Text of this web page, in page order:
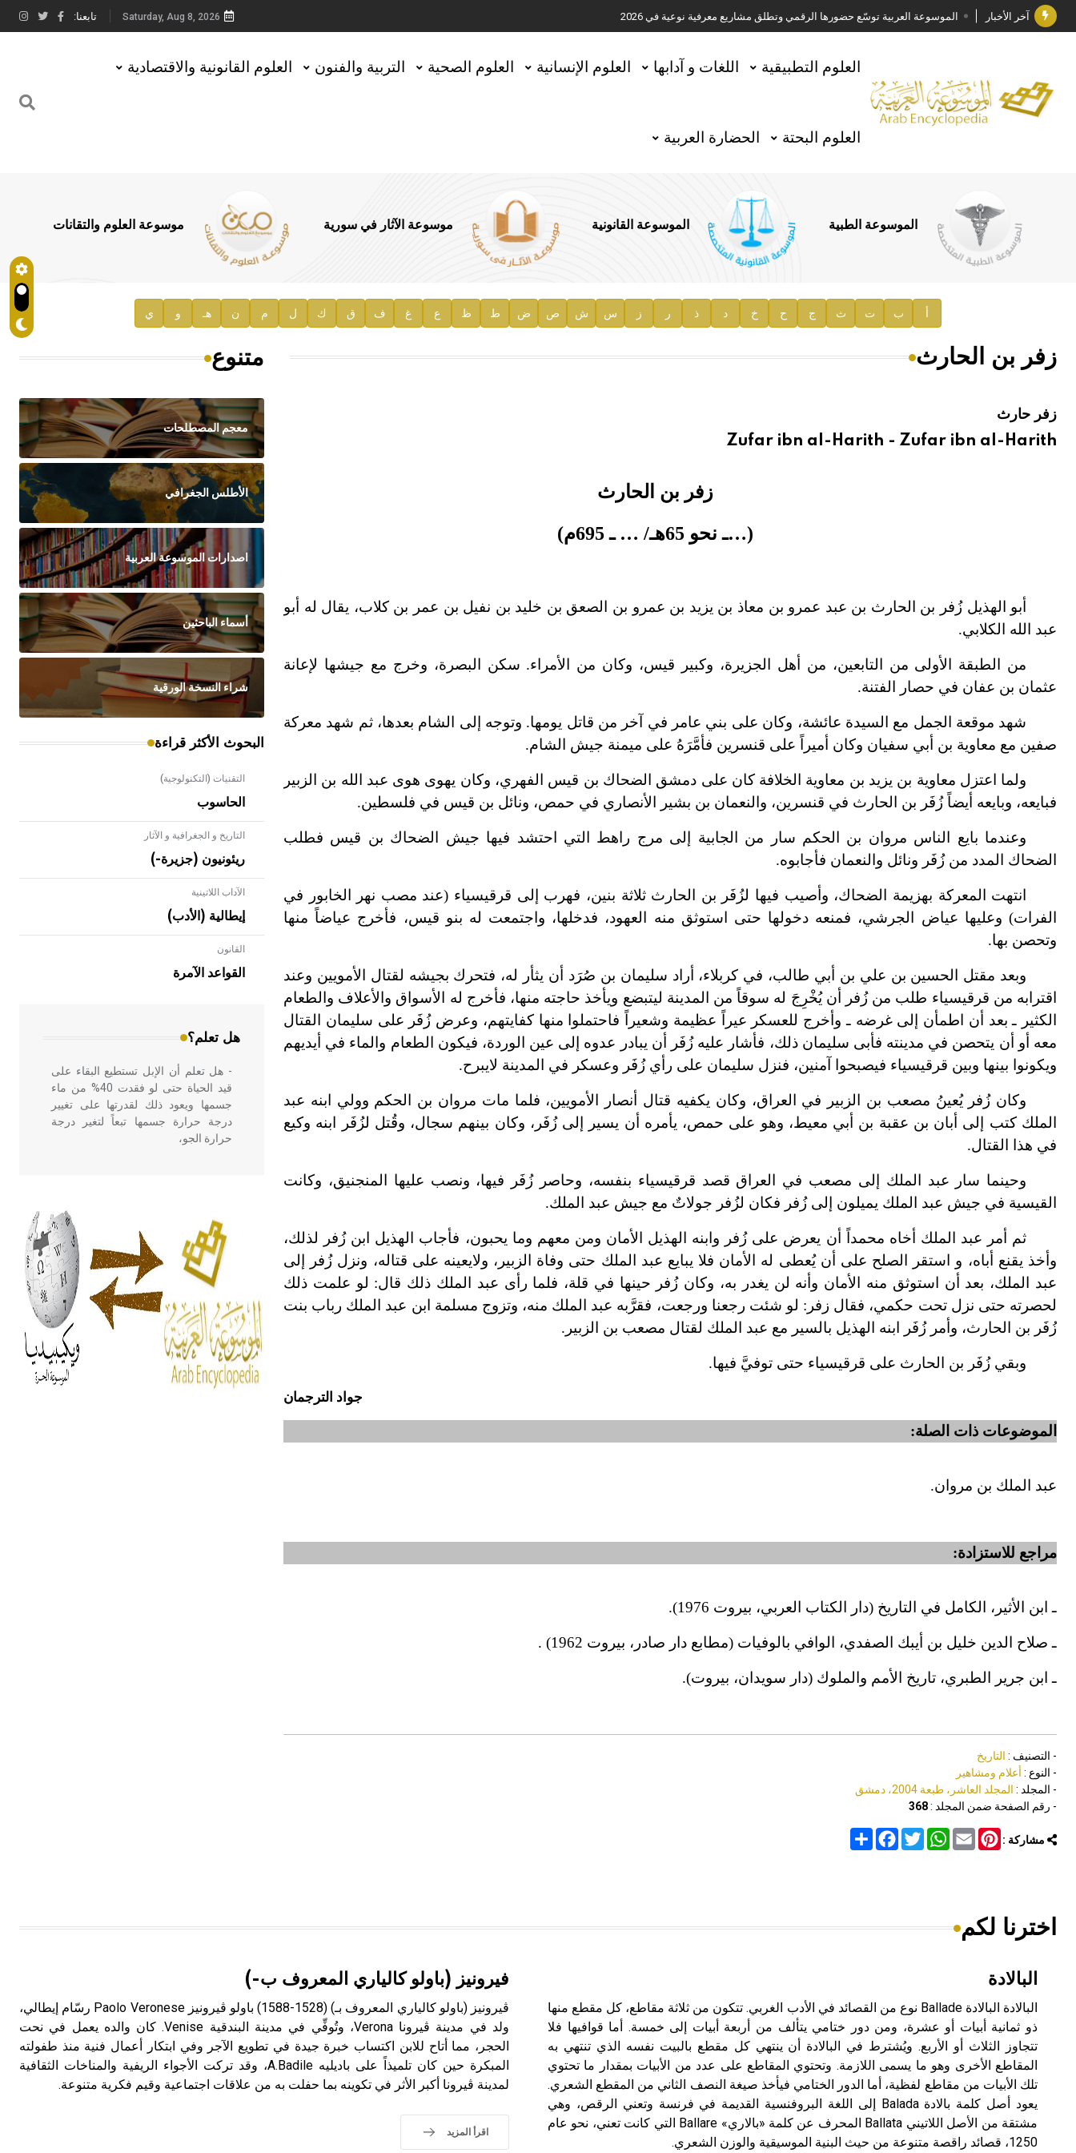
آخر الأخبار الموسوعة العربية توسّع حضورها الرقمي وتطلق مشاريع معرفية نوعية في 2026
جائزة مجمع الملك سلمان العالمي للغة العربية 2025
الأستاذ إياد خالد الطباع مدير عام لهيئة الموسوعة العربية
السيد محمد ياسين صالح وزيرا للثقافة
توصيات مجلس الإدارة
صدور المجلد السابع من موسوعة الآثار في سورية
إعلان..
هيئة الموسوعة العربية تطلق موسوعات جديدة في عام 2026
Saturday, Aug 8, 2026 تابعنا:
العلوم التطبيقية اللغات و آدابها العلوم الإنسانية العلوم الصحية التربية والفنون العلوم القانونية والاقتصادية
العلوم البحتة الحضارة العربية
الموسوعة الطبية الموسوعة القانونية موسوعة الآثار في سورية موسوعة العلوم والتقانات
أ ب ت ث ج ح خ د ذ ر ز س ش ص ض ط ظ ع غ ف ق ك ل م ن هـ و ي
زفر بن الحارث
زفر حارث
Zufar ibn al-Harith - Zufar ibn al-Harith
زفر بن الحارث
(…ـ نحو 65هـ/ … ـ 695م)
أبو الهذيل زُفر بن الحارث بن عبد عمرو بن معاذ بن يزيد بن عمرو بن الصعق بن خليد بن نفيل بن عمر بن كلاب، يقال له أبو
عبد الله الكلابي.
من الطبقة الأولى من التابعين، من أهل الجزيرة، وكبير قيس، وكان من الأمراء. سكن البصرة، وخرج مع جيشها لإعانة
عثمان بن عفان في حصار الفتنة.
شهد موقعة الجمل مع السيدة عائشة، وكان على بني عامر في آخر من قاتل يومها. وتوجه إلى الشام بعدها، ثم شهد معركة
صفين مع معاوية بن أبي سفيان وكان أميراً على قنسرين فأمَّرَهُ على ميمنة جيش الشام.
ولما اعتزل معاوية بن يزيد بن معاوية الخلافة كان على دمشق الضحاك بن قيس الفهري، وكان يهوى هوى عبد الله بن الزبير
فبايعه، وبايعه أيضاً زُفَر بن الحارث في قنسرين، والنعمان بن بشير الأنصاري في حمص، ونائل بن قيس في فلسطين.
وعندما بايع الناس مروان بن الحكم سار من الجابية إلى مرج راهط التي احتشد فيها جيش الضحاك بن قيس فطلب
الضحاك المدد من زُفَر ونائل والنعمان فأجابوه.
انتهت المعركة بهزيمة الضحاك، وأصيب فيها لزُفَر بن الحارث ثلاثة بنين، فهرب إلى قرقيسياء (عند مصب نهر الخابور في
الفرات) وعليها عياض الجرشي، فمنعه دخولها حتى استوثق منه العهود، فدخلها، واجتمعت له بنو قيس، فأخرج عياضاً منها
وتحصن بها.
وبعد مقتل الحسين بن علي بن أبي طالب، في كربلاء، أراد سليمان بن صُرَد أن يثأر له، فتحرك بجيشه لقتال الأمويين وعند
اقترابه من قرقيسياء طلب من زُفر أن يُخْرِجَ له سوقاً من المدينة ليتبضع ويأخذ حاجته منها، فأخرج له الأسواق والأعلاف والطعام
الكثير ـ بعد أن اطمأن إلى غرضه ـ وأخرج للعسكر عيراً عظيمة وشعيراً فاحتملوا منها كفايتهم، وعرض زُفَر على سليمان القتال
معه أو أن يتحصن في مدينته فأبى سليمان ذلك، فأشار عليه زُفَر أن يبادر عدوه إلى عين الوردة، فيكون الطعام والماء في أيديهم
ويكونوا بينها وبين قرقيسياء فيصبحوا آمنين، فنزل سليمان على رأي زُفَر وعسكر في المدينة لايبرح.
وكان زُفر يُعينُ مصعب بن الزبير في العراق، وكان يكفيه قتال أنصار الأمويين، فلما مات مروان بن الحكم وولي ابنه عبد
الملك كتب إلى أبان بن عقبة بن أبي معيط، وهو على حمص، يأمره أن يسير إلى زُفَر، وكان بينهم سجال، وقُتل لزُفَر ابنه وكيع
في هذا القتال.
وحينما سار عبد الملك إلى مصعب في العراق قصد قرقيسياء بنفسه، وحاصر زُفَر فيها، ونصب عليها المنجنيق، وكانت
القيسية في جيش عبد الملك يميلون إلى زُفر فكان لزُفر جولاتٌ مع جيش عبد الملك.
ثم أمر عبد الملك أخاه محمداً أن يعرض على زُفر وابنه الهذيل الأمان ومن معهم وما يحبون، فأجاب الهذيل ابن زُفر لذلك،
وأخذ يقنع أباه، و استقر الصلح على أن يُعطى له الأمان فلا يبايع عبد الملك حتى وفاة الزبير، ولايعينه على قتاله، ونزل زُفر إلى
عبد الملك، بعد أن استوثق منه الأمان وأنه لن يغدر به، وكان زُفر حينها في قلة، فلما رأى عبد الملك ذلك قال: لو علمت ذلك
لحصرته حتى نزل تحت حكمي، فقال زفر: لو شئت رجعنا ورجعت، فقرَّبه عبد الملك منه، وتزوج مسلمة ابن عبد الملك رباب بنت
زُفَر بن الحارث، وأمر زُفَر ابنه الهذيل بالسير مع عبد الملك لقتال مصعب بن الزبير.
وبقي زُفَر بن الحارث على قرقيسياء حتى توفيَّ فيها.
جواد الترجمان
الموضوعات ذات الصلة:
عبد الملك بن مروان.
مراجع للاستزادة:
ـ ابن الأثير، الكامل في التاريخ (دار الكتاب العربي، بيروت 1976).
ـ صلاح الدين خليل بن أيبك الصفدي، الوافي بالوفيات (مطابع دار صادر، بيروت 1962) .
ـ ابن جرير الطبري، تاريخ الأمم والملوك (دار سويدان، بيروت).
- التصنيف : التاريخ
- النوع : أعلام ومشاهير
- المجلد : المجلد العاشر، طبعة 2004، دمشق
- رقم الصفحة ضمن المجلد :368
مشاركة : Share
FacebookTwitter
WhatsAppEmail
Pinterest
متنوع
معجم المصطلحات
الأطلس الجغرافي
اصدارات الموسوعة العربية
أسماء الباحثين
شراء النسخة الورقية
البحوث الأكثر قراءة
التقنيات (التكنولوجية)
الحاسوب
التاريخ و الجغرافية و الآثار
ريئونيون (جزيرة-)
الآداب اللاتينية
إيطالية (الأدب)
القانون
القواعد الآمرة
هل تعلم؟
- هل تعلم أن الأبلق نوع من الفنون
الهندسية التي ارتبطت بالعمارة الإسلامية
في بلاد الشام ومصر خاصة، حيث يحرص
- هل تعلم أن الإبل تستطيع البقاء على
قيد الحياة حتى لو فقدت 40% من ماء
جسمها ويعود ذلك لقدرتها على تغيير
درجة حرارة جسمها تبعاً لتغير درجة
حرارة الجو،
أربعة مؤلفات هي: الحكم، الأدلة، تنظيم
التغذية، ورسالته في جروح الرأس.
ويعود له الفضل بأنه حرر الطب من
الدين والفلسفة.
- هل تعلم أن المرجان إفراز حيواني
يتكون في البحر ويتركب من مادة
كربونات الكلسيوم، وهو أحمر أو شديد
الحمرة وهو أجود أنواعه، ويمتاز بكبر
الحجم ويسمى الش
اخترنا لكم
البالادة
البالادة البالادة Ballade نوع من القصائد في الأدب الغربي. تتكون من ثلاثة مقاطع، كل مقطع منها
ذو ثمانية أبيات أو عشرة، ومن دور ختامي يتألف من أربعة أبيات إلى خمسة. أما قوافيها فلا
تتجاوز الثلاث أو الأربع. ويُشترط في البالادة أن ينتهي كل مقطع بالبيت نفسه الذي تنتهي به
المقاطع الأخرى وهو ما يسمى اللازمة. وتحتوي المقاطع على عدد من الأبيات بمقدار ما تحتوي
تلك الأبيات من مقاطع لفظية، أما الدور الختامي فيأخذ صيغة النصف الثاني من المقطع الشعري.
يعود أصل كلمة بالادة Balada إلى اللغة البروفنسية القديمة في فرنسة وتعني الرقص، وهي
مشتقة من الأصل اللاتيني Ballata المحرف عن كلمة «بالاري» Ballare التي كانت تعني، نحو عام
1250، قصائد راقصة متنوعة من حيث البنية الموسيقية والوزن الشعري.
فيرونيز (باولو كالياري المعروف ب-)
ڤيرونيز (باولو كالياري المعروف بـ) (1528-1588) باولو ڤيرونيز Paolo Veronese رسّام إيطالي،
ولد في مدينة ڤيرونا Verona، وتُوفِّي في مدينة البندقية Venise. كان والده يعمل في نحت
الحجر، مما أتاح للابن اكتساب خبرة جيدة في تطويع الآجر وفي ابتكار أعمال فنية منذ طفولته
المبكرة حين كان تلميذاً على باديليه A.Badile، وقد تركت الأجواء الريفية والمناخات الثقافية
لمدينة ڤيرونا أكبر الأثر في تكوينه بما حفلت به من علاقات اجتماعية وقيم فكرية متنوعة.
اقرأ المزيد